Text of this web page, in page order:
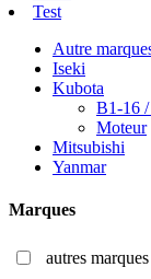
Test
Autre
Iseki
Kubota
B1-16
Moteur
Mitsubishi
Yanmar
Marques
autres marques